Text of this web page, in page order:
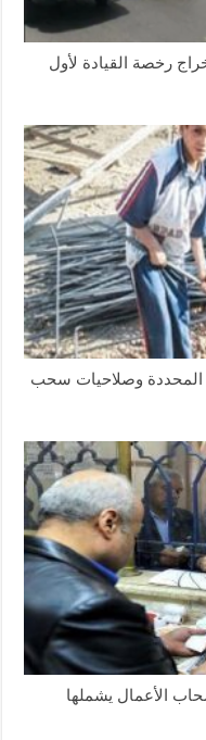
رخصة القيادة لأول
المحددة وصلاحيات سحب
17 فئة من أصحاب الأعمال يشملها